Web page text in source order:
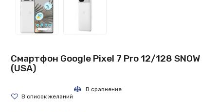
Смартфон Google Pixel 7 Pro 12/128 SNOW
(USA)